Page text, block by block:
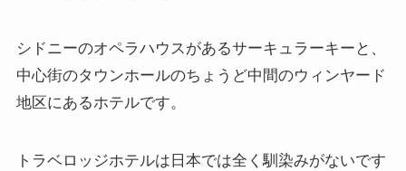
シドニーのオペラハウスがあるサーキュラーキーと、
中心街のタウンホールのちょうど中間のウィンヤード
地区にあるホテルです。
トラベロッジホテルは日本では全く馴染みがないです